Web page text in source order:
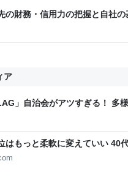
の財務・信用力の把握と自社
ア
」自治会がアツすぎる！ 多
交通改善など“街の価値向上”
はもっと柔軟に変えていい 40
すん by イーアイデム